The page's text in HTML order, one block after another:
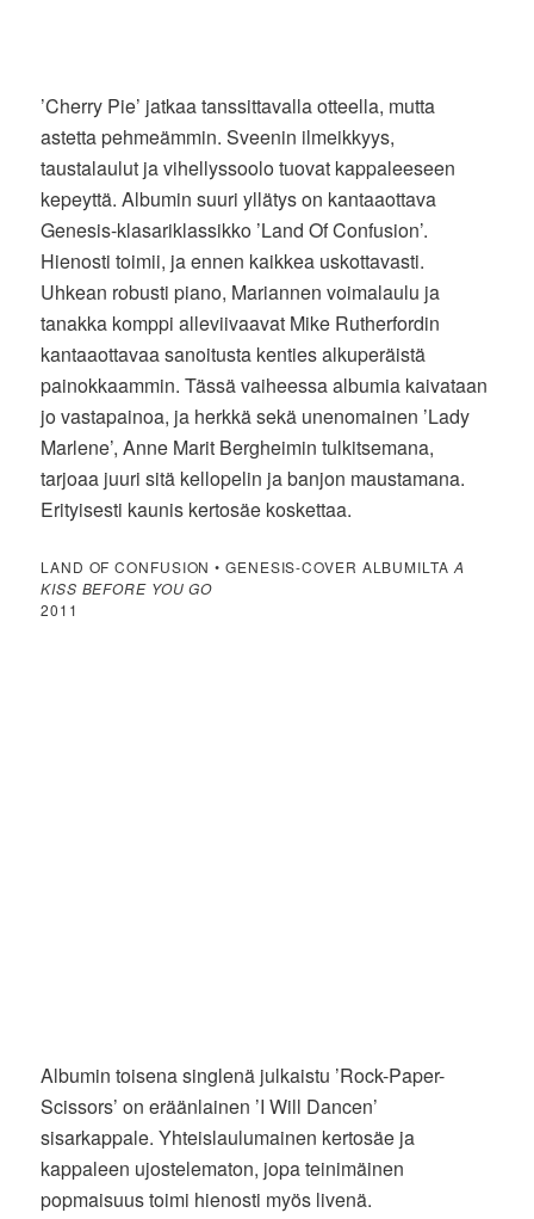
’Cherry Pie’ jatkaa tanssittavalla otteella, mutta
astetta pehmeämmin. Sveenin ilmeikkyys,
taustalaulut ja vihellyssoolo tuovat kappaleeseen
kepeyttä. Albumin suuri yllätys on kantaaottava
Genesis-klasariklassikko ’Land Of Confusion’.
Hienosti toimii, ja ennen kaikkea uskottavasti.
Uhkean robusti piano, Mariannen voimalaulu ja
tanakka komppi alleviivaavat Mike Rutherfordin
kantaaottavaa sanoitusta kenties alkuperäistä
painokkaammin. Tässä vaiheessa albumia kaivataan
jo vastapainoa, ja herkkä sekä unenomainen ’Lady
Marlene’, Anne Marit Bergheimin tulkitsemana,
tarjoaa juuri sitä kellopelin ja banjon maustamana.
Erityisesti kaunis kertosäe koskettaa.
LAND OF CONFUSION • GENESIS-COVER ALBUMILTA A
KISS BEFORE YOU GO
2011
Albumin toisena singlenä julkaistu ’Rock-Paper-
Scissors’ on eräänlainen ’I Will Dancen’
sisarkappale. Yhteislaulumainen kertosäe ja
kappaleen ujostelematon, jopa teinimäinen
popmaisuus toimi hienosti myös livenä.